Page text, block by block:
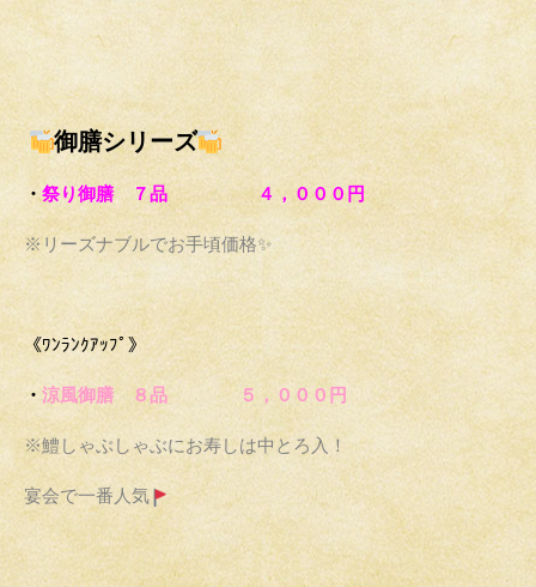
御膳シリーズ
・祭り御膳７品 ４，０００円
※リーズナブルでお手頃価格✨
《ﾜﾝﾗﾝｸｱｯﾌﾟ》
・ 涼風御膳 ８品 ５，０００円
※鱧しゃぶしゃぶにお寿しは中とろ入！
宴会で一番人気